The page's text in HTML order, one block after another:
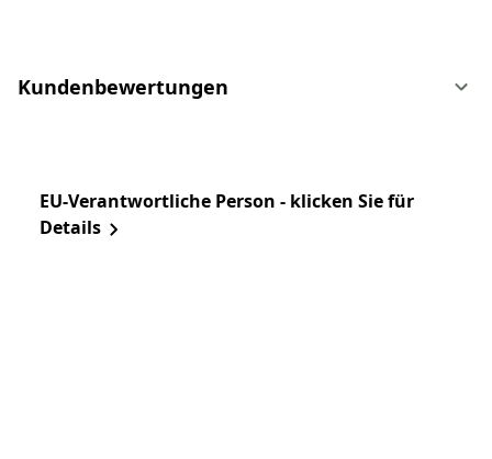
Kundenbewertungen
EU-Verantwortliche Person - klicken Sie für
Details